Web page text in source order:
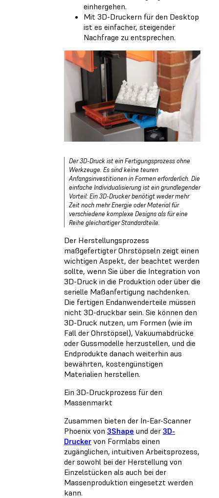
einhergehen.
Mit 3D-Druckern für den Desktop
ist es einfacher, steigender
Nachfrage zu entsprechen.
Der 3D-Druck ist ein Fertigungsprozess ohne
Werkzeuge. Es sind keine teuren
Anfangsinvestitionen in Formen erforderlich. Die
einfache Individualisierung ist ein grundlegender
Vorteil: Ein 3D-Drucker benötigt weder mehr
Zeit noch mehr Energie oder Material für
verschiedene komplexe Designs als für eine
Reihe gleichartiger Standardteile.
Der Herstellungsprozess
maßgefertigter Ohrstöpseln zeigt einen
wichtigen Aspekt, der beachtet werden
sollte, wenn Sie über die Integration von
3D-Druck in die Produktion oder über die
serielle Maßanfertigung nachdenken.
Die fertigen Endanwenderteile müssen
nicht 3D-druckbar sein. Sie können den
3D-Druck nutzen, um Formen (wie im
Fall der Ohrstöpsel), Vakuumabdrücke
oder Gussmodelle herzustellen, und die
Endprodukte danach weiterhin aus
bewährten, kostengünstigen
Materialien herstellen.
Ein 3D-Druckprozess für den
Massenmarkt
Zusammen bieten der In-Ear-Scanner
Phoenix von 3Shape und der 3D-
Drucker von Formlabs einen
zugänglichen, intuitiven Arbeitsprozess,
der sowohl bei der Herstellung von
Einzelstücken als auch bei der
Massenproduktion eingesetzt werden
kann.